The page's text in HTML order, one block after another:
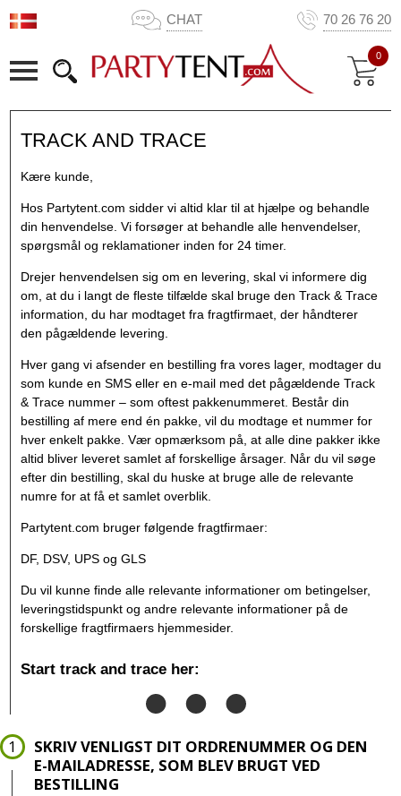
CHAT 70 26 76 20
0
TRACK AND TRACE
Kære kunde,
Hos Partytent.com sidder vi altid klar til at hjælpe og behandle
din henvendelse. Vi forsøger at behandle alle henvendelser,
spørgsmål og reklamationer inden for 24 timer.
Drejer henvendelsen sig om en levering, skal vi informere dig
om, at du i langt de fleste tilfælde skal bruge den Track & Trace
information, du har modtaget fra fragtfirmaet, der håndterer
den pågældende levering.
Hver gang vi afsender en bestilling fra vores lager, modtager du
som kunde en SMS eller en e-mail med det pågældende Track
& Trace nummer – som oftest pakkenummeret. Består din
bestilling af mere end én pakke, vil du modtage et nummer for
hver enkelt pakke. Vær opmærksom på, at alle dine pakker ikke
altid bliver leveret samlet af forskellige årsager. Når du vil søge
efter din bestilling, skal du huske at bruge alle de relevante
numre for at få et samlet overblik.
Partytent.com bruger følgende fragtfirmaer:
DF, DSV, UPS og GLS
Du vil kunne finde alle relevante informationer om betingelser,
leveringstidspunkt og andre relevante informationer på de
forskellige fragtfirmaers hjemmesider.
Start track and trace her:
SKRIV VENLIGST DIT ORDRENUMMER OG DEN
E-MAILADRESSE, SOM BLEV BRUGT VED
BESTILLING